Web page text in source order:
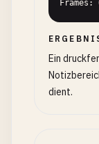
Ein
dient.